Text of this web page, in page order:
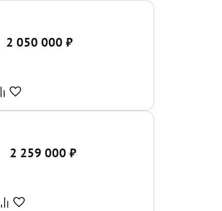
2 050 000 ₽
2 259 000 ₽